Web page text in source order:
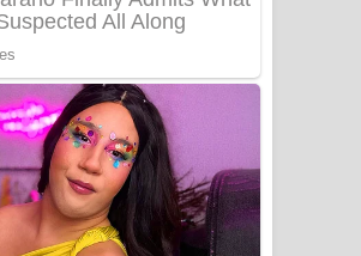
BTS : Hooligan Lyrics
Apa Hamuwee Song Lyrics - අප හමුවී
ගීතයේ පද පෙළ
PATHINIYE Song Lyrics - පතිනියනේ
ගීතයේ පද පෙළ